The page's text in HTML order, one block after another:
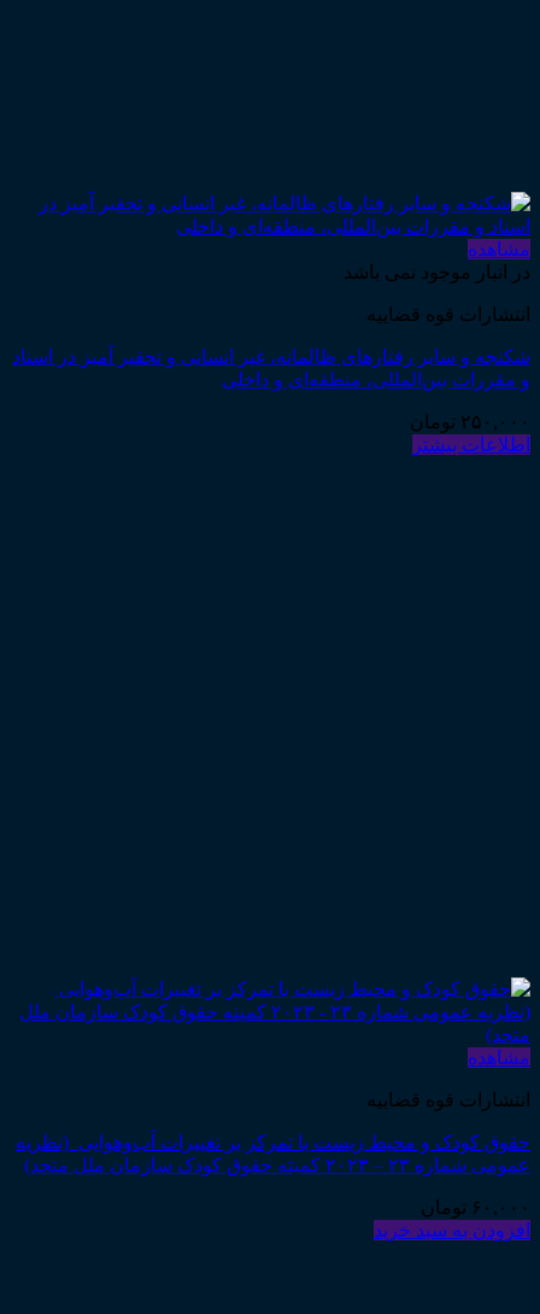
مشاهده
در انبار موجود نمی باشد
انتشارات قوه قضاییه
شکنجه و سایر رفتارهای ظالمانه، غیر انسانی و تحقیر آمیز در اسناد
و مقررات بین‌المللی، منطقه‌ای و داخلی
۲۵۰,۰۰۰ تومان
اطلاعات بیشتر
مشاهده
انتشارات قوه قضاییه
حقوق کودک و محيط زيست با تمرکز بر تغییرات آب‌وهوایی (نظریه
عمومی شماره ۲۳ – ۲۰۲۳ کمیته حقوق کودک سازمان ملل متحد)
۶۰,۰۰۰ تومان
افزودن به سبد خرید